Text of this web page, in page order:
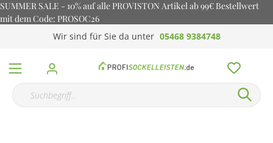
SUMMER SALE - 10% auf alle PROVISTON Artikel ab 99€ Bestellwert
mit dem Code: PROSOC26
Wir sind für Sie da unter 05468 9384748